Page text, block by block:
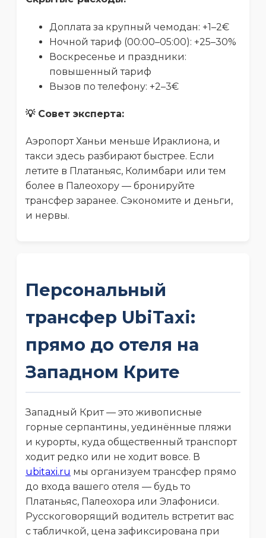
Доплата за крупный чемодан: +1–2€
Ночной тариф (00:00–05:00): +25–30%
Воскресенье и праздники:
повышенный тариф
Вызов по телефону: +2–3€
💡 Совет эксперта:
Аэропорт Ханьи меньше Ираклиона, и
такси здесь разбирают быстрее. Если
летите в Платаньяс, Колимбари или тем
более в Палеохору — бронируйте
трансфер заранее. Сэкономите и деньги,
и нервы.
Персональный
трансфер UbiTaxi:
прямо до отеля на
Западном Крите
Западный Крит — это живописные
горные серпантины, уединённые пляжи
и курорты, куда общественный транспорт
ходит редко или не ходит вовсе. В
ubitaxi.ru мы организуем трансфер прямо
до входа вашего отеля — будь то
Платаньяс, Палеохора или Элафониси.
Русскоговорящий водитель встретит вас
с табличкой, цена зафиксирована при